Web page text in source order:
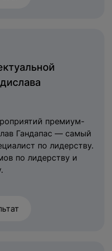
премиум-
Гандапас — самый
по лидерству.
по лидерству и